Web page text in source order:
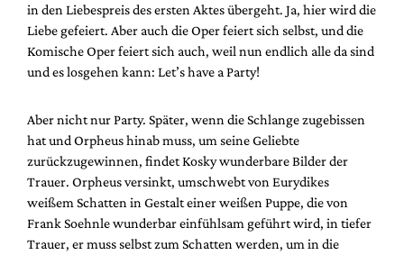
in den Liebespreis des ersten Aktes übergeht. Ja, hier wird die
Liebe gefeiert. Aber auch die Oper feiert sich selbst, und die
Komische Oper feiert sich auch, weil nun endlich alle da sind
und es losgehen kann: Let’s have a Party!
Aber nicht nur Party. Später, wenn die Schlange zugebissen
hat und Orpheus hinab muss, um seine Geliebte
zurückzugewinnen, findet Kosky wunderbare Bilder der
Trauer. Orpheus versinkt, umschwebt von Eurydikes
weißem Schatten in Gestalt einer weißen Puppe, die von
Frank Soehnle wunderbar einfühlsam geführt wird, in tiefer
Trauer, er muss selbst zum Schatten werden, um in die